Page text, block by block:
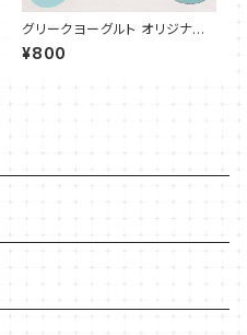
グリークヨーグルト オリジナル
プレーン（ソフト 50%） 100g
¥800